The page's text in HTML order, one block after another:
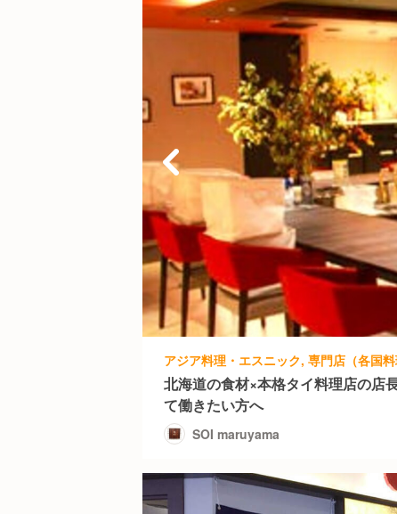
北海道の食材×本格タイ料理店の店
て働きたい方へ
SOI maruyama